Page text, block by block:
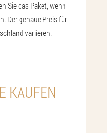
Sie das Paket, wenn
Der genaue Preis für
variieren.
KAUFEN